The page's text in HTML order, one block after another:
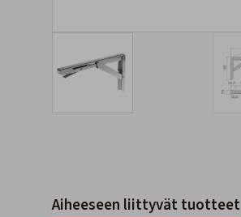
Aiheeseen liittyvät tuotteet